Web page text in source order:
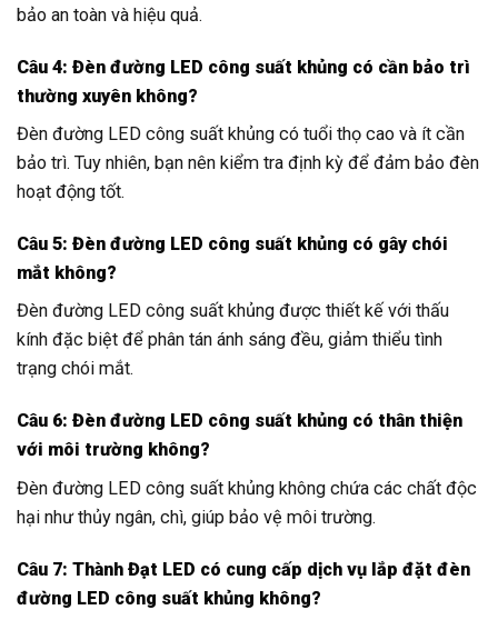
bảo an toàn và hiệu quả.
Câu 4: Đèn đường LED công suất khủng có cần bảo trì
thường xuyên không?
Đèn đường LED công suất khủng có tuổi thọ cao và ít cần
bảo trì. Tuy nhiên, bạn nên kiểm tra định kỳ để đảm bảo đèn
hoạt động tốt.
Câu 5: Đèn đường LED công suất khủng có gây chói
mắt không?
Đèn đường LED công suất khủng được thiết kế với thấu
kính đặc biệt để phân tán ánh sáng đều, giảm thiểu tình
trạng chói mắt.
Câu 6: Đèn đường LED công suất khủng có thân thiện
với môi trường không?
Đèn đường LED công suất khủng không chứa các chất độc
hại như thủy ngân, chì, giúp bảo vệ môi trường.
Câu 7: Thành Đạt LED có cung cấp dịch vụ lắp đặt đèn
đường LED công suất khủng không?